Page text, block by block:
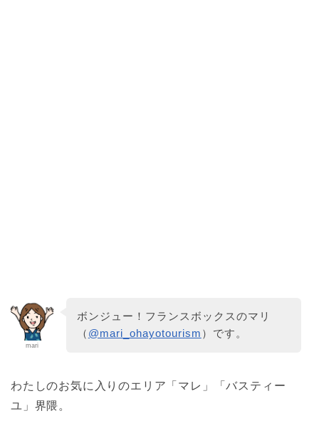
mari
ボンジュー！フランスボックスのマリ
（ @mari_ohayotourism ）です。
わたしのお気に入りのエリア「マレ」「バスティー
ユ」界隈。